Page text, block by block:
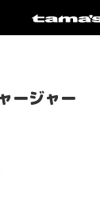
ージャー